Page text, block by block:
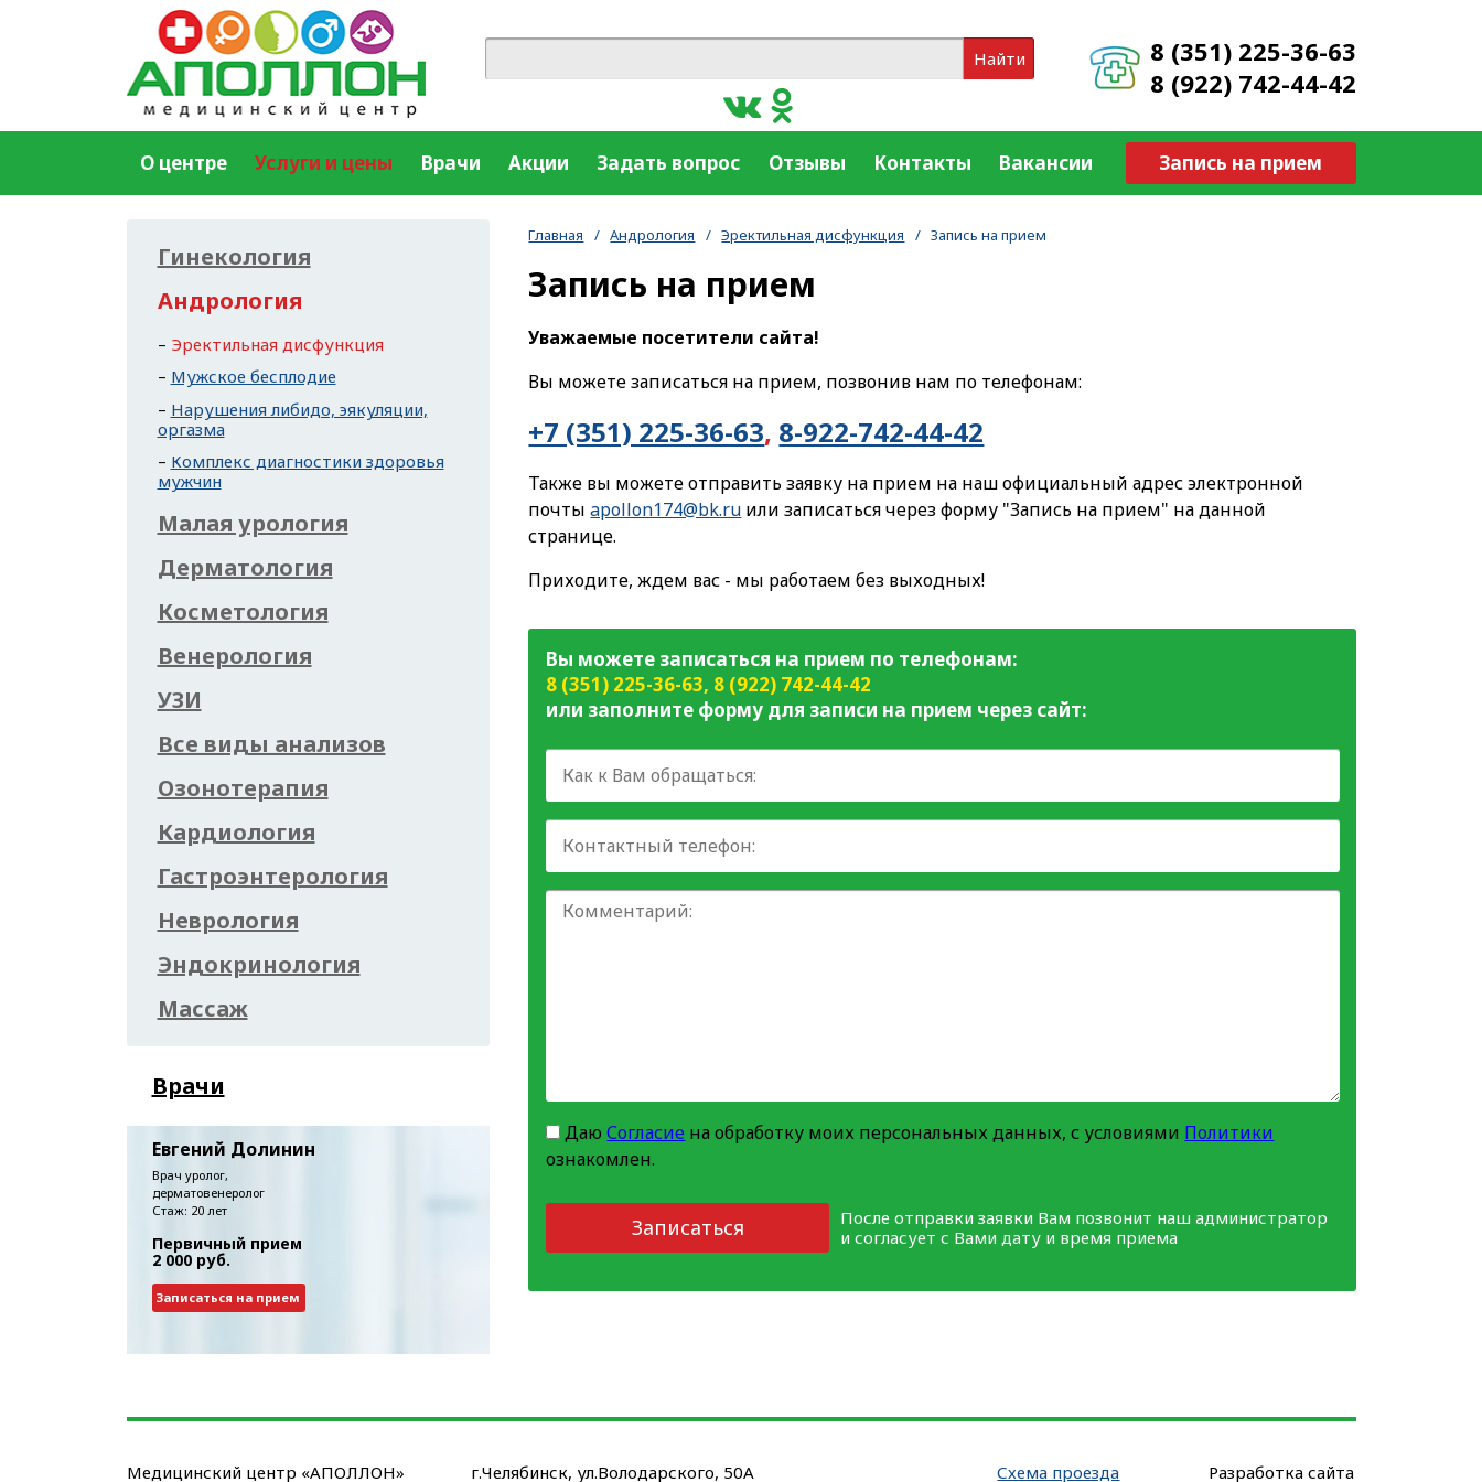
8 (351) 225-36-63
8 (922) 742-44-42
Найти
Запись на прием
О центре Услуги и цены Врачи Акции Задать вопрос Отзывы Контакты Вакансии
Главная / Андрология / Эректильная дисфункция / Запись на прием
Запись на прием
Уважаемые посетители сайта!
Вы можете записаться на прием, позвонив нам по телефонам:
+7 (351) 225-36-63, 8-922-742-44-42
Также вы можете отправить заявку на прием на наш официальный адрес электронной
почтыapollon174@bk.ru или записаться через форму "Запись на прием" на данной
странице.
Приходите, ждем вас - мы работаем без выходных!
Вы можете записаться на прием по телефонам:
8 (351) 225-36-63, 8 (922) 742-44-42
или заполните форму для записи на прием через сайт:
ДаюСогласие на обработку моих персональных данных, с условиями Политики
ознакомлен.
Записаться
После отправки заявки Вам позвонит наш администратор
и согласует с Вами дату и время приема
Гинекология
Андрология
Эректильная дисфункция
Мужское бесплодие
Нарушения либидо, эякуляции,
оргазма
Комплекс диагностики здоровья
мужчин
Малая урология
Дерматология
Косметология
Венерология
УЗИ
Все виды анализов
Озонотерапия
Кардиология
Гастроэнтерология
Неврология
Эндокринология
Массаж
Врачи
Евгений Долинин
Врач уролог,
дерматовенеролог
Стаж: 20 лет
Первичный прием
2 000 руб.
Записаться на прием
Медицинский центр «АПОЛЛОН» г.Челябинск, ул.Володарского, 50А Схема проезда Разработка сайта